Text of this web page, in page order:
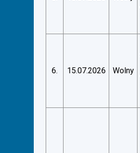
6. 15.07.2026 Wolny